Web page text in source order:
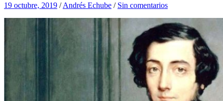
19 octubre, 2019 /Andrés Echube / Sin comentarios